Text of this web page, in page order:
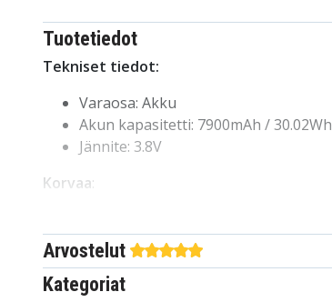
Tuotetiedot
Tekniset tiedot:
Varaosa: Akku
Akun kapasitetti: 7900mAh / 30.02Wh
Jännite: 3.8V
Korvaa:
EB-BT800FBC
EB-BT800FBU
EB-BT800FBE
Arvostelut
Kategoriat